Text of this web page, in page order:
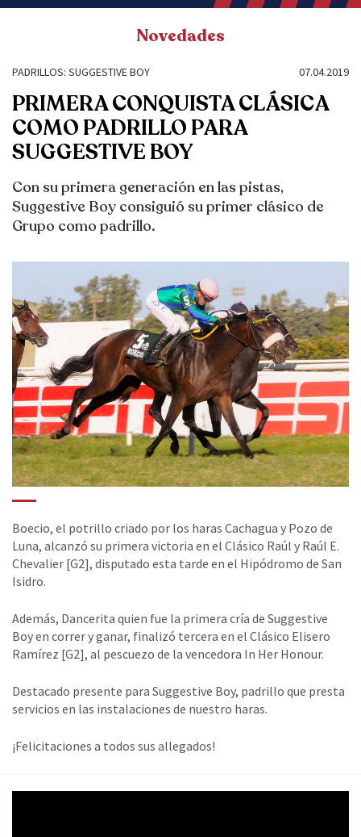
Novedades
PADRILLOS: SUGGESTIVE BOY 07.04.2019
PRIMERA CONQUISTA CLÁSICA
COMO PADRILLO PARA
SUGGESTIVE BOY
Con su primera generación en las pistas,
Suggestive Boy consiguió su primer clásico de
Grupo como padrillo.
Boecio, el potrillo criado por los haras Cachagua y Pozo de
Luna, alcanzó su primera victoria en el Clásico Raúl y Raúl E.
Chevalier [G2], disputado esta tarde en el Hipódromo de San
Isidro.
Además, Dancerita quien fue la primera cría de Suggestive
Boy en correr y ganar, finalizó tercera en el Clásico Elisero
Ramírez [G2], al pescuezo de la vencedora In Her Honour.
Destacado presente para Suggestive Boy, padrillo que presta
servicios en las instalaciones de nuestro haras.
¡Felicitaciones a todos sus allegados!